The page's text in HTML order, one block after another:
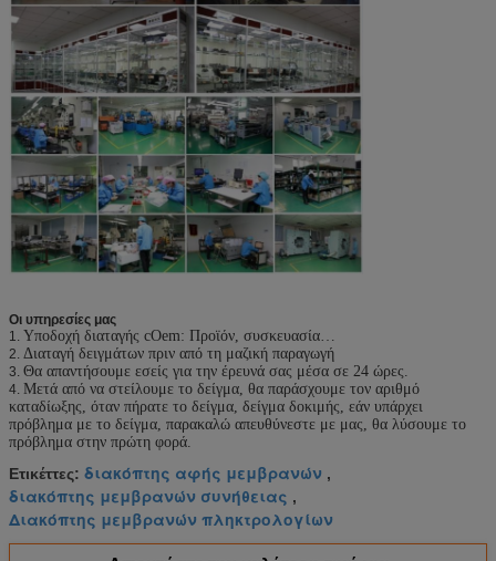
Οι υπηρεσίες μας
1. Υποδοχή διαταγής cOem: Προϊόν, συσκευασία…
2. Διαταγή δειγμάτων πριν από τη μαζική παραγωγή
3. Θα απαντήσουμε εσείς για την έρευνά σας μέσα σε 24 ώρες.
4. Μετά από να στείλουμε το δείγμα, θα παράσχουμε τον αριθμό
καταδίωξης, όταν πήρατε το δείγμα, δείγμα δοκιμής, εάν υπάρχει
πρόβλημα με το δείγμα, παρακαλώ απευθύνεστε με μας, θα λύσουμε το
πρόβλημα στην πρώτη φορά.
Ετικέττες: διακόπτης αφής μεμβρανών ,
διακόπτης μεμβρανών συνήθειας ,
Διακόπτης μεμβρανών πληκτρολογίων